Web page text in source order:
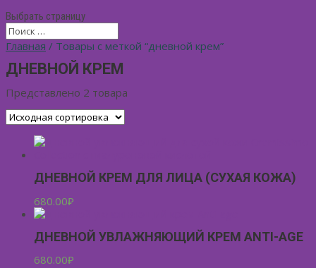
Выбрать страницу
Главная / Товары с меткой “дневной крем”
ДНЕВНОЙ КРЕМ
Представлено 2 товара
ДНЕВНОЙ КРЕМ ДЛЯ ЛИЦА (СУХАЯ КОЖА)
680.00₽
ДНЕВНОЙ УВЛАЖНЯЮЩИЙ КРЕМ ANTI-AGE
680.00₽